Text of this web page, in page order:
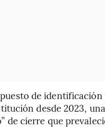
de identificación
desde 2023,
cierre que